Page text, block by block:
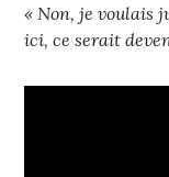
« Non, je voulais
ici, ce serait